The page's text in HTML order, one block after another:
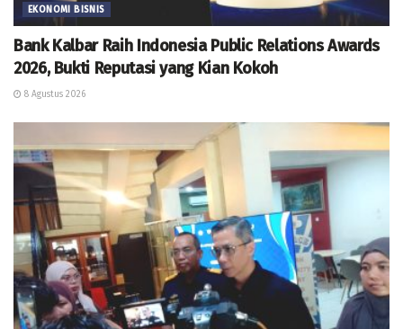
EKONOMI BISNIS
Bank Kalbar Raih Indonesia Public Relations Awards
2026, Bukti Reputasi yang Kian Kokoh
8 Agustus 2026